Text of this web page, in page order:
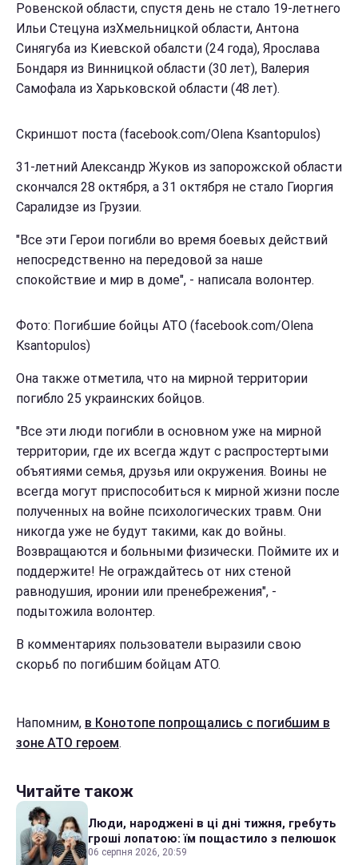
Ровенской области, спустя день не стало 19-летнего
Ильи Стецуна изХмельницкой области, Антона
Синягуба из Киевской обалсти (24 года), Ярослава
Бондаря из Винницкой области (30 лет), Валерия
Самофала из Харьковской области (48 лет).
Скриншот поста (facebook.com/Olena Ksantopulos)
31-летний Александр Жуков из запорожской области
скончался 28 октября, а 31 октября не стало Гиоргия
Саралидзе из Грузии.
"Все эти Герои погибли во время боевых действий
непосредственно на передовой за наше
спокойствие и мир в доме", - написала волонтер.
Фото: Погибшие бойцы АТО (facebook.com/Olena
Ksantopulos)
Она также отметила, что на мирной территории
погибло 25 украинских бойцов.
"Все эти люди погибли в основном уже на мирной
территории, где их всегда ждут с распростертыми
объятиями семья, друзья или окружения. Воины не
всегда могут приспособиться к мирной жизни после
полученных на войне психологических травм. Они
никогда уже не будут такими, как до войны.
Возвращаются и больными физически. Поймите их и
поддержите! Не ограждайтесь от них стеной
равнодушия, иронии или пренебрежения", -
подытожила волонтер.
В комментариях пользователи выразили свою
скорьб по погибшим бойцам АТО.
Напомним, в Конотопе попрощались с погибшим в
зоне АТО героем.
Читайте також
Люди, народжені в ці дні тижня, гребуть
гроші лопатою: їм пощастило з пелюшок
06 серпня 2026, 20:59